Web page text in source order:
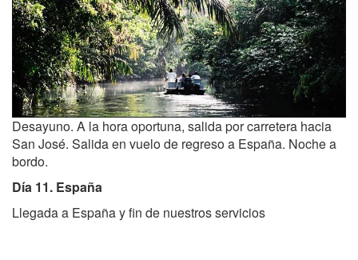
Desayuno. A la hora oportuna, salida por carretera hacia
San José. Salida en vuelo de regreso a España. Noche a
bordo.
Día 11. España
Llegada a España y fin de nuestros servicios